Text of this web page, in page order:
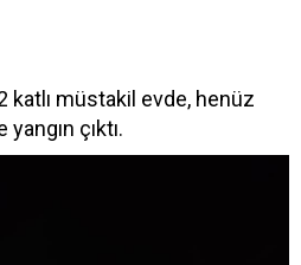
katlı müstakil evde, henüz
çıktı.